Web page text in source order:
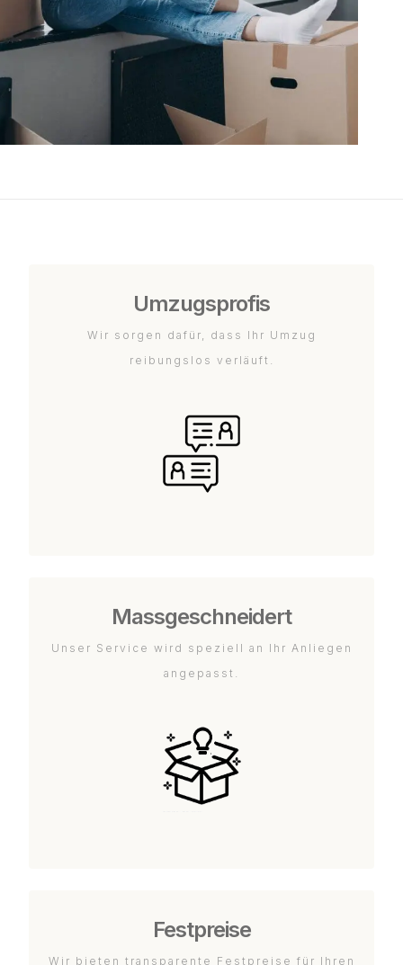
Umzugsprofis
Wir sorgen dafür, dass Ihr Umzug
reibungslos verläuft.
Massgeschneidert
Unser Service wird speziell an Ihr Anliegen
angepasst.
Festpreise
Wir bieten transparente Festpreise für Ihren